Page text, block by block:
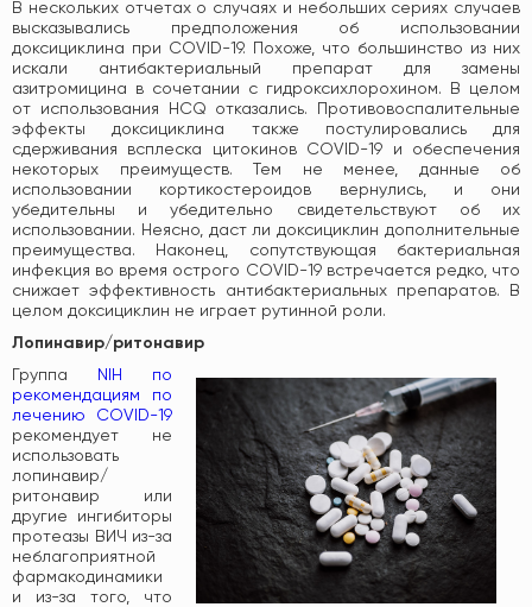
В нескольких отчетах о случаях и небольших сериях случаев
высказывались предположения об использовании
доксициклина при COVID-19. Похоже, что большинство из них
искали антибактериальный препарат для замены
азитромицина в сочетании с гидроксихлорохином. В целом
от использования HCQ отказались. Противовоспалительные
эффекты доксициклина также постулировались для
сдерживания всплеска цитокинов COVID-19 и обеспечения
некоторых преимуществ. Тем не менее, данные об
использовании кортикостероидов вернулись, и они
убедительны и убедительно свидетельствуют об их
использовании. Неясно, даст ли доксициклин дополнительные
преимущества. Наконец, сопутствующая бактериальная
инфекция во время острого COVID-19 встречается редко, что
снижает эффективность антибактериальных препаратов. В
целом доксициклин не играет рутинной роли.
Лопинавир/ритонавир
Группа
NIH по
рекомендациям по
лечению COVID-19
рекомендует не
использовать
лопинавир/
ритонавир или
другие ингибиторы
протеазы ВИЧ из-за
неблагоприятной
фармакодинамики
и из-за того, что